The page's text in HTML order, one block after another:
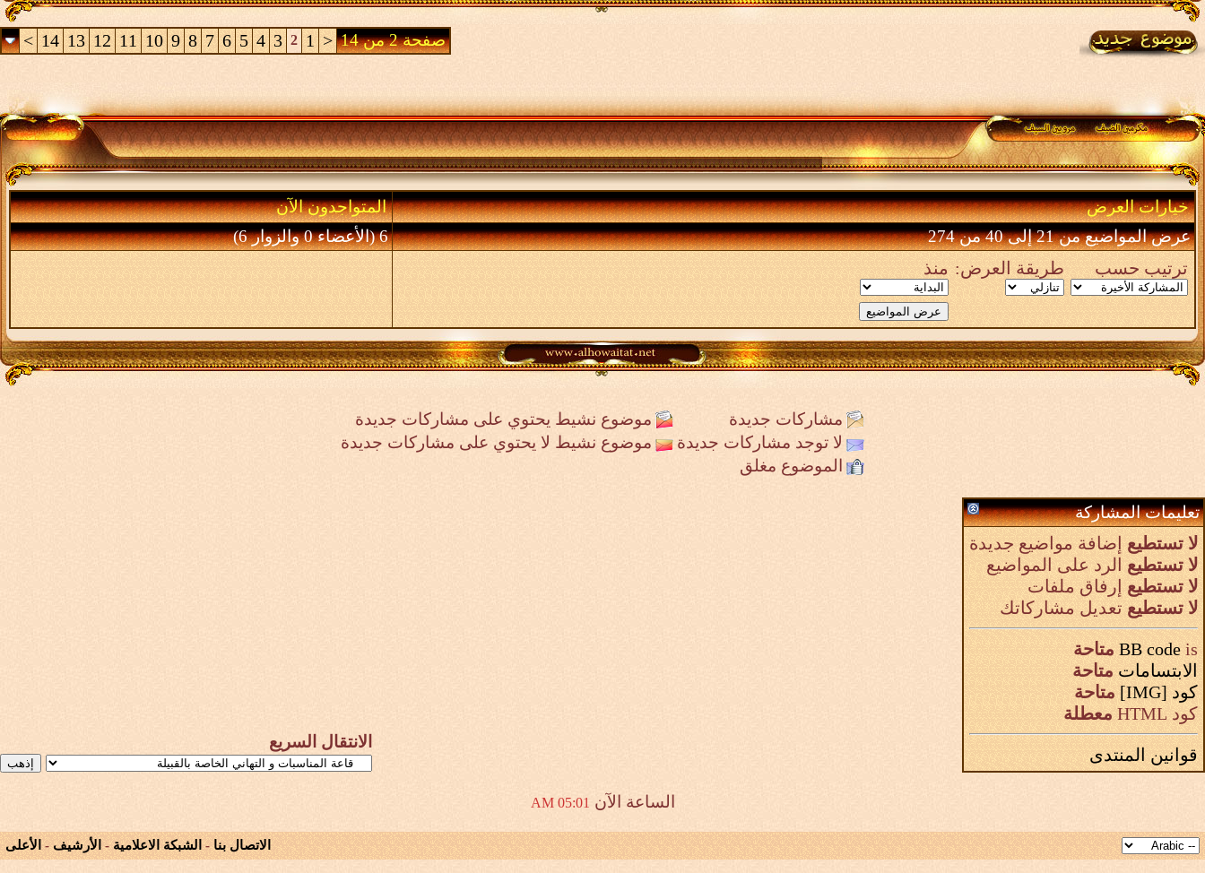
صفحة 2 من 14 <
1
2
3
4
5
6
7
8
9
10
11
12
13
14
>
خيارات العرض
المتواجدون الآن
عرض المواضيع من 21 إلى 40 من 274
6 (الأعضاء 0 والزوار 6)
ترتيب حسب طريقة العرض: منذ
مشاركات جديدة
موضوع نشيط يحتوي على مشاركات جديدة
لا توجد مشاركات جديدة
موضوع نشيط لا يحتوي على مشاركات جديدة
الموضوع مغلق
تعليمات المشاركة
لا تستطيع إضافة مواضيع جديدة
لا تستطيع الرد على المواضيع
لا تستطيع إرفاق ملفات
لا تستطيع تعديل مشاركاتك
BB code is
متاحة
الابتسامات متاحة
كود [IMG]
متاحة
كود HTML
معطلة
قوانين المنتدى
الانتقال السريع
الساعة الآن 05:01 AM
الاتصال بنا - الشبكة الاعلامية - الأرشيف - الأعلى